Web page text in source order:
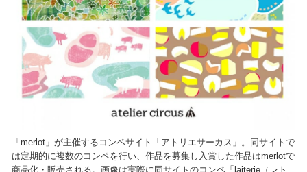
「merlot」が主催するコンペサイト「アトリエサーカス」。同サイトで
は定期的に複数のコンペを行い、作品を募集し入賞した作品はmerlotで
商品化・販売される。画像は実際に同サイトのコンペ「laiterie（レト